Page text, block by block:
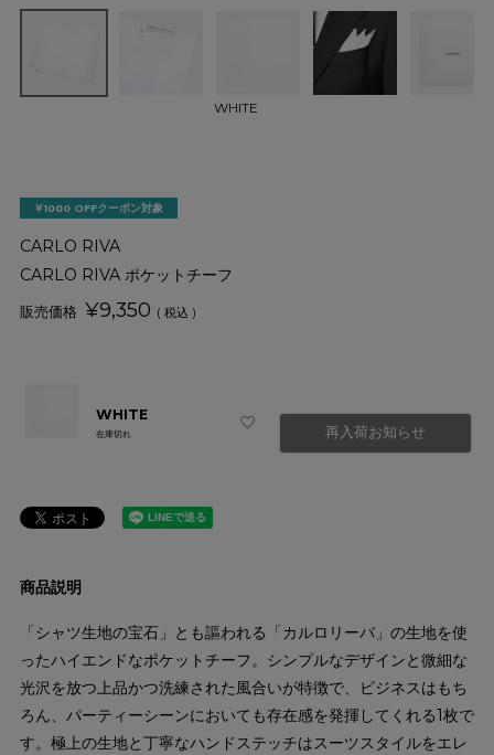
WHITE
￥1000 OFFクーポン対象
CARLO RIVA
CARLO RIVA ポケットチーフ
¥9,350 税込
WHITE
在庫切れ 再入荷お知らせ
商品説明
「シャツ生地の宝石」とも謳われる「カルロリーバ」の生地を使
ったハイエンドなポケットチーフ。シンプルなデザインと微細な
光沢を放つ上品かつ洗練された風合いが特徴で、ビジネスはもち
ろん、パーティーシーンにおいても存在感を発揮してくれる1枚で
す。極上の生地と丁寧なハンドステッチはスーツスタイルをエレ